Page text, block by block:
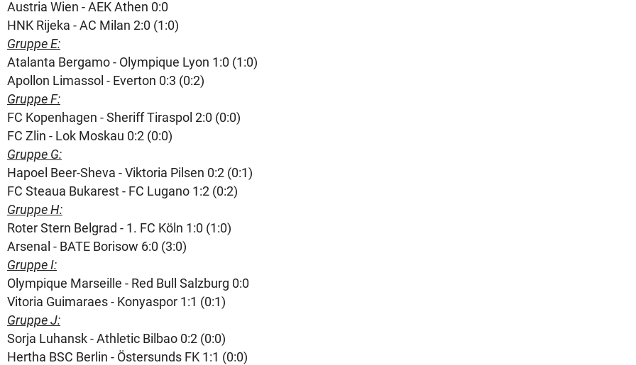
Austria Wien - AEK Athen 0:0
HNK Rijeka - AC Milan 2:0 (1:0)
Gruppe E:
Atalanta Bergamo - Olympique Lyon 1:0 (1:0)
Apollon Limassol - Everton 0:3 (0:2)
Gruppe F:
FC Kopenhagen - Sheriff Tiraspol 2:0 (0:0)
FC Zlin - Lok Moskau 0:2 (0:0)
Gruppe G:
Hapoel Beer-Sheva - Viktoria Pilsen 0:2 (0:1)
FC Steaua Bukarest - FC Lugano 1:2 (0:2)
Gruppe H:
Roter Stern Belgrad - 1. FC Köln 1:0 (1:0)
Arsenal - BATE Borisow 6:0 (3:0)
Gruppe I:
Olympique Marseille - Red Bull Salzburg 0:0
Vitoria Guimaraes - Konyaspor 1:1 (0:1)
Gruppe J:
Sorja Luhansk - Athletic Bilbao 0:2 (0:0)
Hertha BSC Berlin - Östersunds FK 1:1 (0:0)